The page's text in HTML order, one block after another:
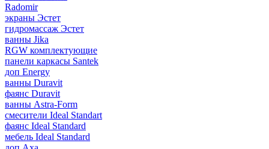
Radomir
экраны Эстет
гидромассаж Эстет
ванны Jika
RGW комплектующие
панели каркасы Santek
доп Energy
ванны Duravit
фаянс Duravit
ванны Astra-Form
смесители Ideal Standart
фаянс Ideal Standard
мебель Ideal Standard